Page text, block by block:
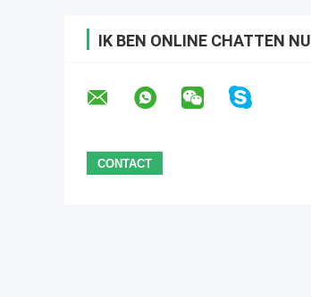
IK BEN ONLINE CHATTEN NU